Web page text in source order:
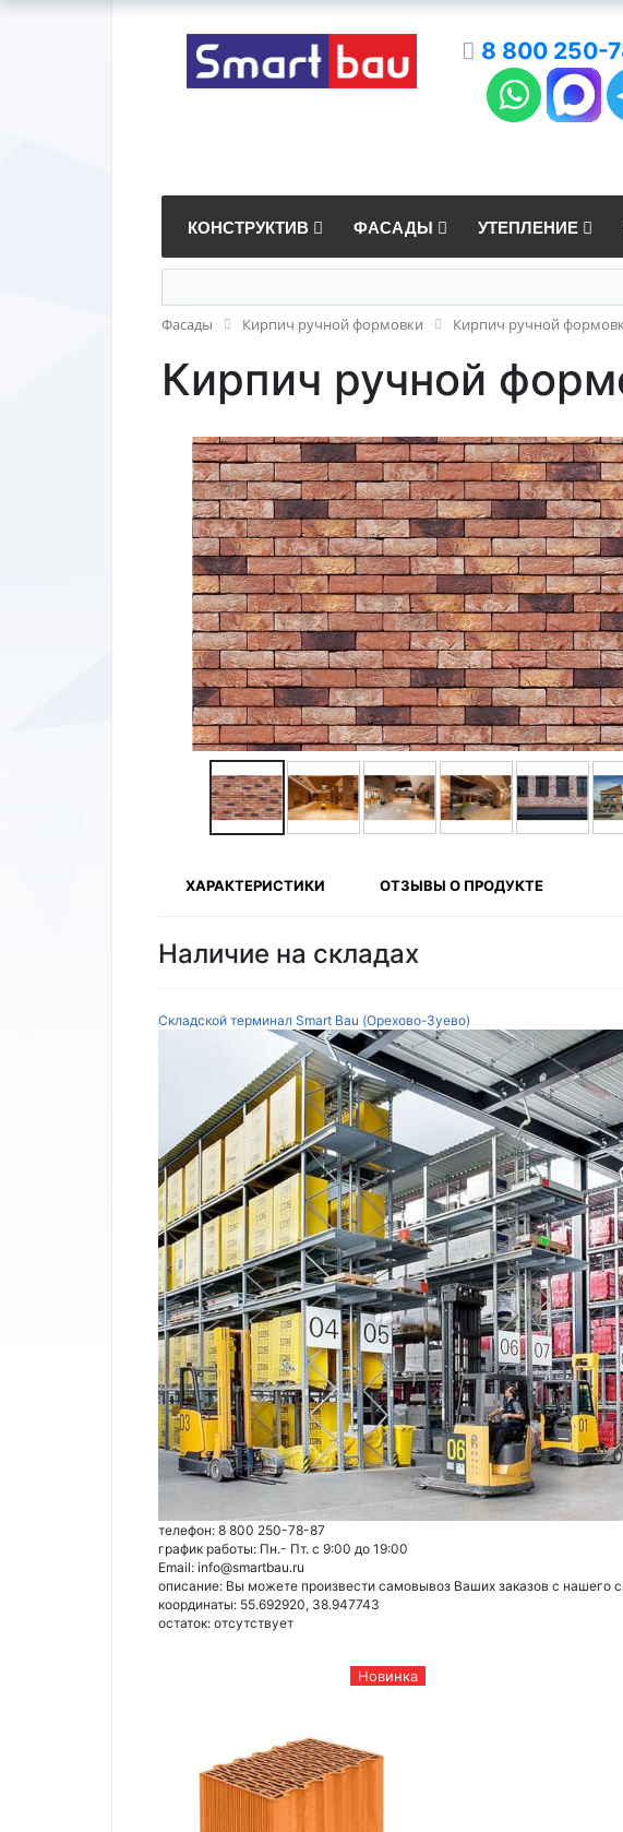
8 800 250-
КОНСТРУКТИВ ФАСАДЫ УТЕПЛЕНИЕ
Фасады Кирпич ручной формовки Кирпич ручной
Кирпич ручной
ХАРАКТЕРИСТИКИ ОТЗЫВЫ О ПРОДУКТЕ
Наличие на складах
Складской терминал Smart Bau (Орехово-Зуево)
телефон: 8 800 250-78-87
график работы: Пн.- Пт. с 9:00 до 19:00
Email: info@smartbau.ru
описание: Вы можете произвести самовывоз Ваших заказов с нашего
координаты: 55.692920, 38.947743
остаток: отсутствует
Новинка